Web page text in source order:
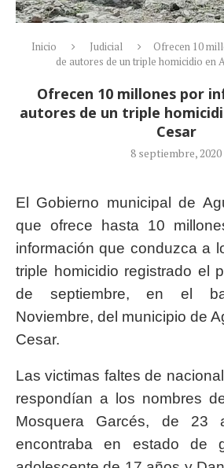
Inicio Judicial
Ofrecen 10
de autores de un triple homicidio en
Ofrecen 10 millones por
autores de un triple
Cesar
8 septiembre, 2020
El Gobierno municipal de
que ofrece hasta 10
información que conduzca a
triple homicidio registrado el
de septiembre, en el
Noviembre, del municipio de
Cesar.
Las victimas faltes de
respondían a los nombres
Mosquera Garcés, de 23
encontraba en estado de